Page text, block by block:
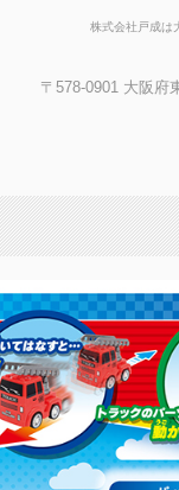
株式会社戸成は
〒578-0901 大阪府